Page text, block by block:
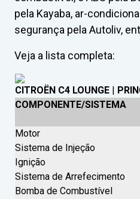
pela Kayaba, ar-
segurança pela Autoliv,
Veja a lista completa:
CITROËN C4 LOUNGE |
COMPONENTE/SISTEMA
Motor
Sistema de Injeção
Ignição
Sistema de Arrefecimento
Bomba de Combustível